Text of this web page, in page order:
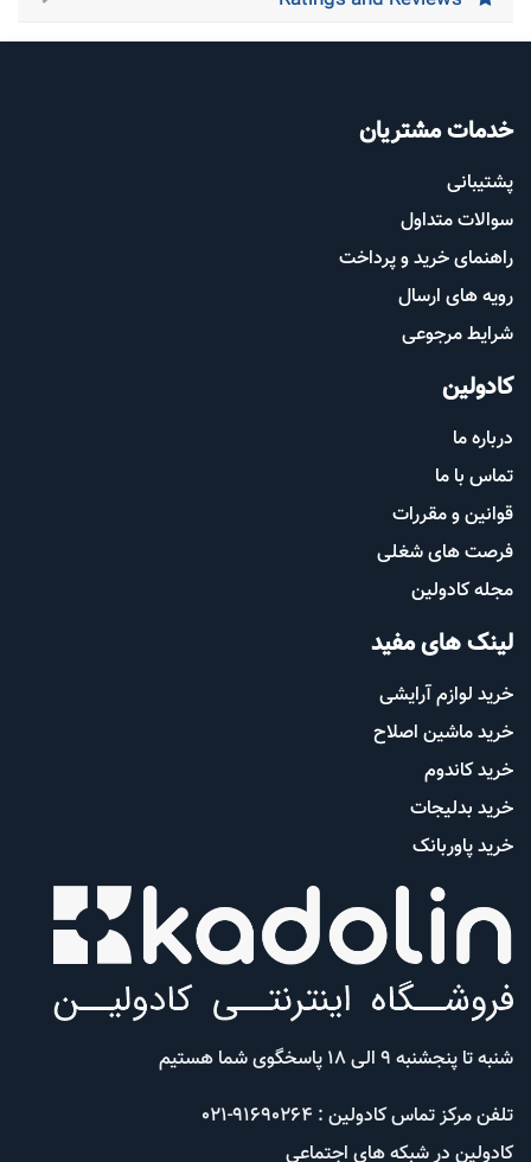
خدمات مشتریان
پشتیب​​انی
سوالات متداول
راهنمای خرید و پرداخت
رویه های ارسال
شرایط مرجوعی
کادولین
درباره ما
تماس با ما
قوانین و مقررات
فرصت های شغلی
مجله کادولین
لینک های مفید
خرید لوازم آرایشی
خرید ماشین اصلاح
خرید کاندوم
خرید بدلیجات
خرید پاوربانک
شنبه تا پنجشنبه 9 الی 18 پاسخگوی شما هستیم
تلفن مرکز تماس کادولین : 91690264-021
کادولین در شبکه های اجتماعی